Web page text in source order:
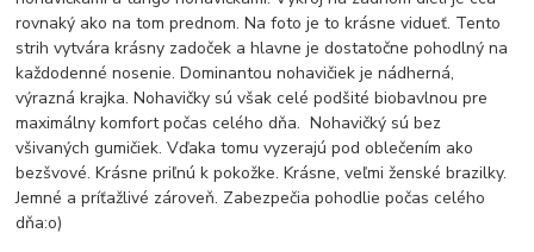
rovnaký ako na tom prednom. Na foto je to krásne vidueť. Tento
strih vytvára krásny zadoček a hlavne je dostatočne pohodlný na
každodenné nosenie. Dominantou nohavičiek je nádherná,
výrazná krajka. Nohavičky sú však celé podšité biobavlnou pre
maximálny komfort počas celého dňa. Nohavičký sú bez
všivaných gumičiek. Vďaka tomu vyzerajú pod oblečením ako
bezšvové. Krásne priľnú k pokožke. Krásne, veľmi ženské brazilky.
Jemné a príťažlivé zároveň. Zabezpečia pohodlie počas celého
dňa:o)